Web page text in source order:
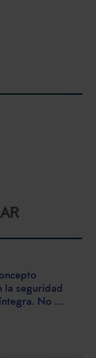
la seguridad
No ...